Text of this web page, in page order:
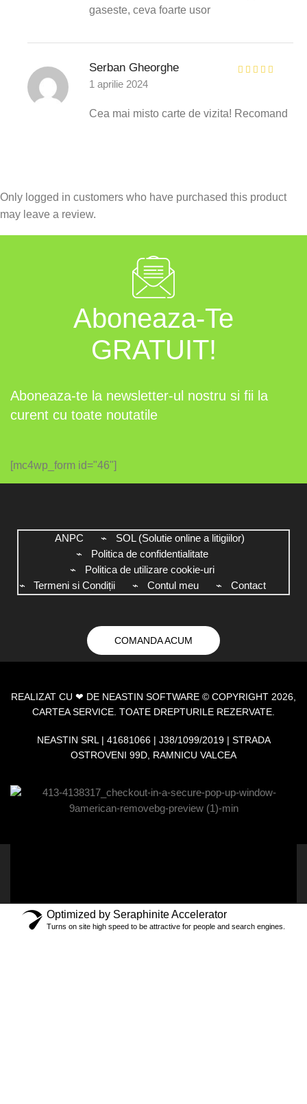
gaseste, ceva foarte usor
Serban Gheorghe
1 aprilie 2024
Cea mai misto carte de vizita! Recomand
Only logged in customers who have purchased this product
may leave a review.
Aboneaza-Te
GRATUIT!
Aboneaza-te la newsletter-ul nostru si fii la
curent cu toate noutatile
[mc4wp_form id="46"]
ANPC
SOL (Solutie online a litigiilor)
Politica de confidentialitate
Politica de utilizare cookie-uri
Termeni si Condiții
Contul meu Contact
COMANDA ACUM
REALIZAT CU ❤ DE NEASTIN SOFTWARE © COPYRIGHT 2026,
CARTEA SERVICE. TOATE DREPTURILE REZERVATE.
NEASTIN SRL | 41681066 | J38/1099/2019 | STRADA
OSTROVENI 99D, RAMNICU VALCEA
Optimized by Seraphinite Accelerator
Turns on site high speed to be attractive for people and search engines.